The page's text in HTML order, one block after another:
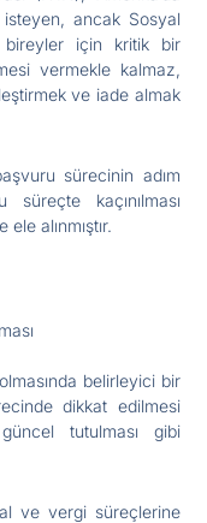
ancak Sosyal
bireyler için kritik bir
vermekle kalmaz,
ve iade almak
sürecinin adım
kaçınılması
alınmıştır.
belirleyici bir
dikkat edilmesi
tutulması gibi
ve vergi süreçlerine